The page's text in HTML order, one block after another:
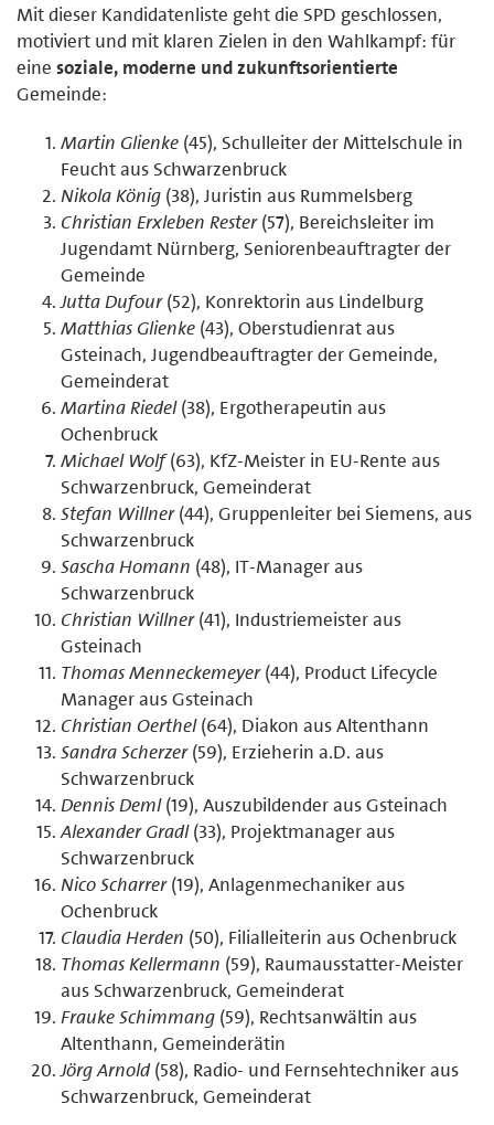
Mit dieser Kandidatenliste geht die SPD geschlossen,
motiviert und mit klaren Zielen in den Wahlkampf: für
eine soziale, moderne und zukunftsorientierte
Gemeinde:
Martin Glienke (45), Schulleiter der Mittelschule in
Feucht aus Schwarzenbruck
Nikola König (38), Juristin aus Rummelsberg
Christian Erxleben Rester(57), Bereichsleiter im
Jugendamt Nürnberg, Seniorenbeauftragter der
Gemeinde
Jutta Dufour(52), Konrektorin aus Lindelburg
Matthias Glienke (43), Oberstudienrat aus
Gsteinach, Jugendbeauftragter der Gemeinde,
Gemeinderat
Martina Riedel(38), Ergotherapeutin aus
Ochenbruck
Michael Wolf(63), KfZ-Meister in EU-Rente aus
Schwarzenbruck, Gemeinderat
Stefan Willner(44), Gruppenleiter bei Siemens, aus
Schwarzenbruck
Sascha Homann (48), IT-Manager aus
Schwarzenbruck
Christian Willner(41), Industriemeister aus
Gsteinach
Thomas Menneckemeyer(44), Product Lifecycle
Manager aus Gsteinach
Christian Oerthel(64), Diakon aus Altenthann
Sandra Scherzer(59), Erzieherin a.D. aus
Schwarzenbruck
Dennis Deml(19), Auszubildender aus Gsteinach
Alexander Gradl(33), Projektmanager aus
Schwarzenbruck
Nico Scharrer(19), Anlagenmechaniker aus
Ochenbruck
Claudia Herden (50), Filialleiterin aus Ochenbruck
Thomas Kellermann (59), Raumausstatter-Meister
aus Schwarzenbruck, Gemeinderat
Frauke Schimmang (59), Rechtsanwältin aus
Altenthann, Gemeinderätin
Jörg Arnold(58), Radio- und Fernsehtechniker aus
Schwarzenbruck, Gemeinderat